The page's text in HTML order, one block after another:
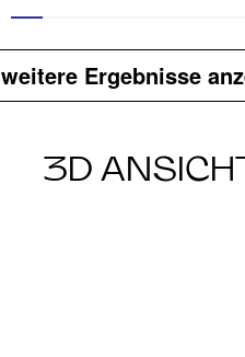
weitere Ergebnisse
3D